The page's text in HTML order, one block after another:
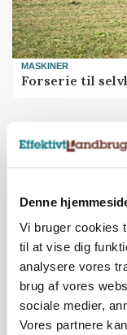
Denne
Vi bruger cookies
til at vise dig
analysere vores
brug af vores
sociale medier,
Vores partnere
MASKINER
Forserie til
ARRANGEMENT
Markvandring